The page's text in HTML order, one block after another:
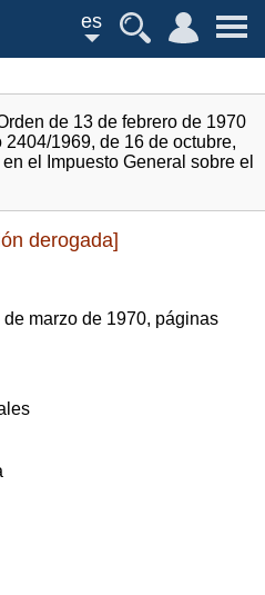
es
de 13 de febrero de 1970
1969, de 16 de octubre,
el Impuesto General sobre el
derogada]
de marzo de 1970, páginas